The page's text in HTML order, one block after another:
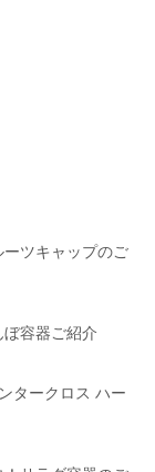
ツキャップのご
容器ご紹介
タークロス ハー